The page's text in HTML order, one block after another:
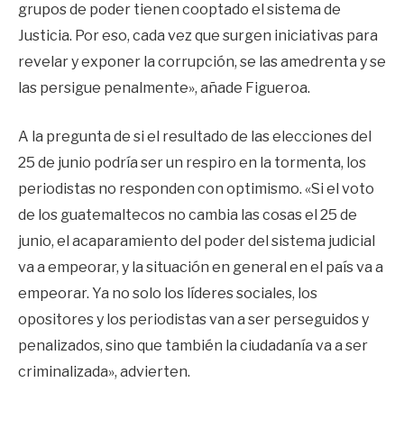
grupos de poder tienen cooptado el sistema de
Justicia. Por eso, cada vez que surgen iniciativas para
revelar y exponer la corrupción, se las amedrenta y se
las persigue penalmente», añade Figueroa.
A la pregunta de si el resultado de las elecciones del
25 de junio podría ser un respiro en la tormenta, los
periodistas no responden con optimismo. «Si el voto
de los guatemaltecos no cambia las cosas el 25 de
junio, el acaparamiento del poder del sistema judicial
va a empeorar, y la situación en general en el país va a
empeorar. Ya no solo los líderes sociales, los
opositores y los periodistas van a ser perseguidos y
penalizados, sino que también la ciudadanía va a ser
criminalizada», advierten.